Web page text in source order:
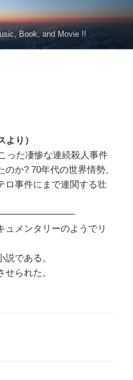
Book, and Movie !!
り）
った凄惨な連続殺人事件
か? 70年代の世界情勢、
ロ事件にまで連関する壮
ュメンタリーのようでリ
である。
られた。